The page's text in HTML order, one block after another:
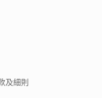
及細則